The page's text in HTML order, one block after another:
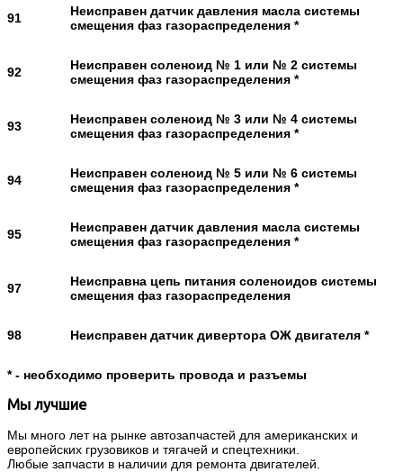
91
Неисправен датчик давления масла системы
смещения фаз газораспределения *
92
Неисправен соленоид № 1 или № 2 системы
смещения фаз газораспределения *
93
Неисправен соленоид № 3 или № 4 системы
смещения фаз газораспределения *
94
Неисправен соленоид № 5 или № 6 системы
смещения фаз газораспределения *
95
Неисправен датчик давления масла системы
смещения фаз газораспределения *
97
Неисправна цепь питания соленоидов системы
смещения фаз газораспределения
98 Неисправен датчик дивертора ОЖ двигателя *
* - необходимо проверить провода и разъемы
Мы лучшие
Мы много лет на рынке автозапчастей для американских и
европейских грузовиков и тягачей и спецтехники.
Любые запчасти в наличии для ремонта двигателей.